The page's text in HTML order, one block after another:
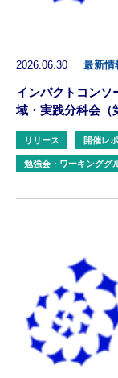
2026.06.30 最新情
インパクトコンソ
域・実践分科会（
リリース 開催レ
勉強会・ワーキンググ